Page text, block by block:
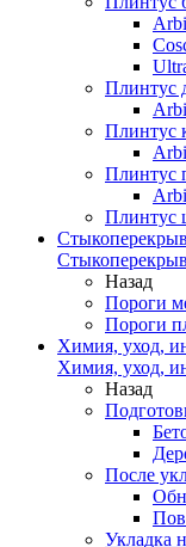
Плинтус
Плинтус
Плинтус
Плинтус
Назад
Пороги
Пороги
Химия, уход,
Химия, уход,
Назад
После
Укладка